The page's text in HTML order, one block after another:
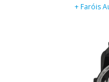
+ Faróis